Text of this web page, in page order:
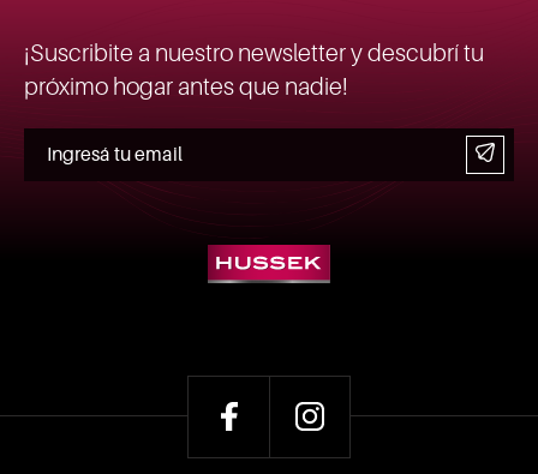
¡Suscribite a nuestro newsletter y descubrí tu
próximo hogar antes que nadie!